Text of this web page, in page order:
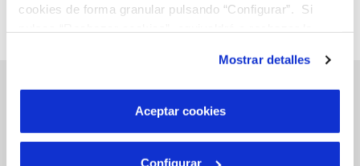
cookies de forma granular pulsando “Configurar”. Si
son indispensables para que el sitio web funcione y que
por tanto no se pueden desactivar. Puedes consultar
más información en nuestraPolítica de Cookies
Mostrar detalles
Aceptar cookies
Configurar
Gestiones Online